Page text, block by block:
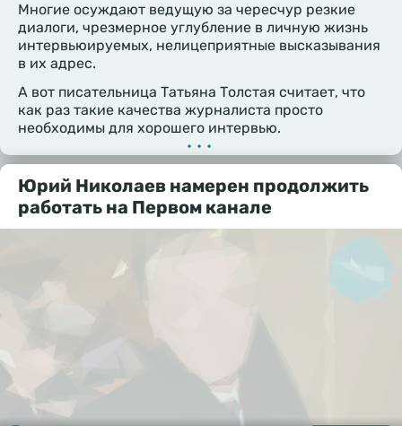
Многие осуждают ведущую за чересчур резкие
диалоги, чрезмерное углубление в личную жизнь
интервьюируемых, нелицеприятные высказывания
в их адрес.
А вот писательница Татьяна Толстая считает, что
как раз такие качества журналиста просто
необходимы для хорошего интервью.
•••
Юрий Николаев намерен продолжить
работать на Первом канале